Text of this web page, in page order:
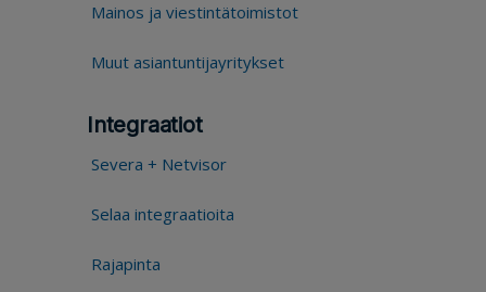
Mainos ja viestintätoimistot
Muut asiantuntijayritykset
Integraatiot
Severa + Netvisor
Selaa integraatioita
Rajapinta